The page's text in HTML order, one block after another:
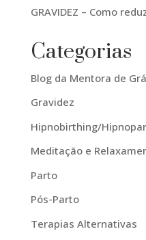
GRAVIDEZ – Como
Categorias
Blog da Mentora de
Gravidez
Hipnobirthing/
Meditação e
Parto
Pós-Parto
Terapias Alternativas